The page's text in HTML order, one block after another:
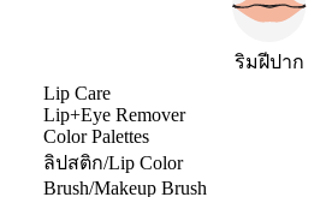
ริมฝีปาก
Lip Care
Lip+Eye Remover
Color Palettes
ลิปสติก/Lip Color
Brush/Makeup Brush